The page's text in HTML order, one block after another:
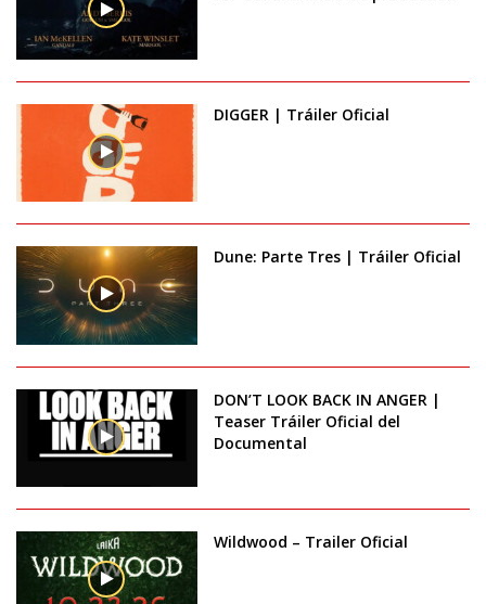
DIGGER | Tráiler Oficial
Dune: Parte Tres | Tráiler Oficial
DON’T LOOK BACK IN ANGER |
Teaser Tráiler Oficial del
Documental
Wildwood – Trailer Oficial